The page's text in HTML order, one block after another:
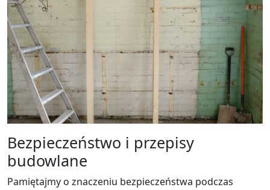
Bezpieczeństwo i przepisy
budowlane
Pamiętajmy o znaczeniu bezpieczeństwa podczas